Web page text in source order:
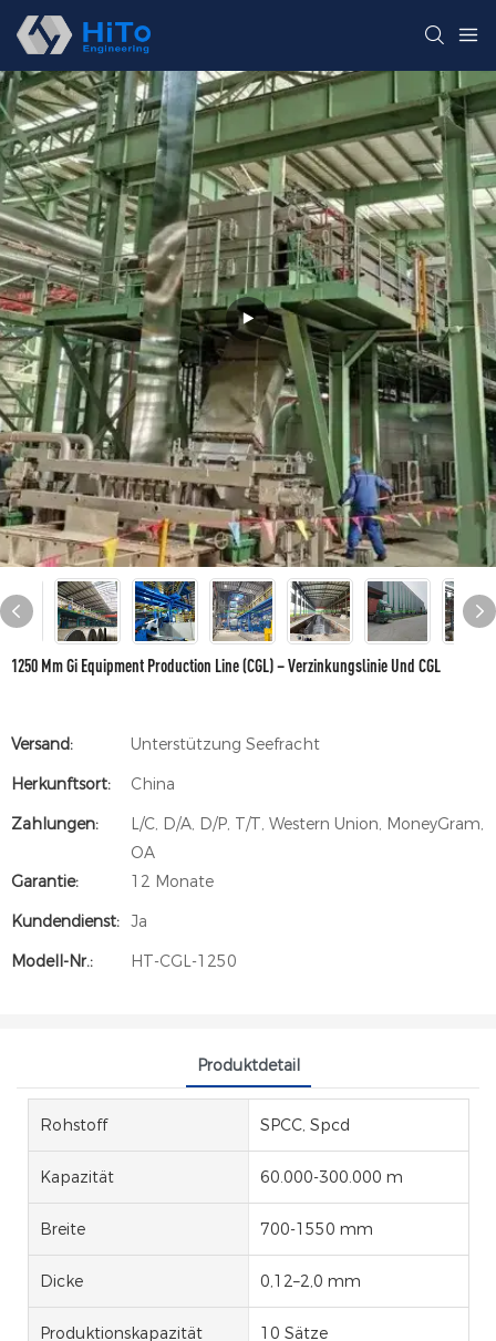
1250 Mm Gi Equipment Production Line (CGL) – Verzinkungslinie Und CGL
Versand:
Unterstützung Seefracht
Herkunftsort:
China
Zahlungen:
L/C, D/A, D/P, T/T, Western Union, MoneyGram,
OA
Garantie:
12 Monate
Kundendienst: Ja
Modell-Nr.:
HT-CGL-1250
Produktdetail
Rohstoff SPCC, Spcd
Kapazität 60.000-300.000 m
Breite 700-1550 mm
Dicke 0,12–2,0 mm
Produktionskapazität 10 Sätze